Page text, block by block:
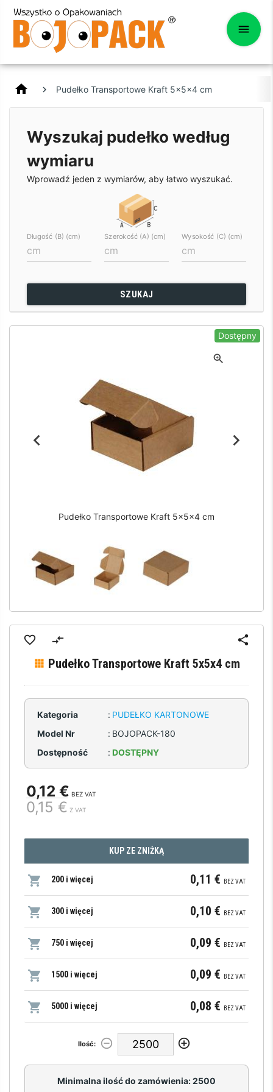
home Pudełko Transportowe Kraft 5x5x4 cm
Wyszukaj pudełko według
wymiaru
Wprowadź jeden z wymiarów, aby łatwo wyszukać.
Długość (B) (cm) Szerokość (A) (cm) Wysokość (C) (cm)
SZUKAJ
Dostępny
Pudełko Transportowe Kraft 5x5x4 cm
Pudełko Transportowe Kraft 5x5x4 cm
Kategoria : PUDEŁKO KARTONOWE
Model Nr
: BOJOPACK-180
Dostępność
: DOSTĘPNY
0,12 € BEZ VAT
0,15 € Z VAT
KUP ZE ZNIŻKĄ
200 i więcej 0,11 € BEZ VAT
300 i więcej 0,10 € BEZ VAT
750 i więcej 0,09 € BEZ VAT
1500 i więcej 0,09 € BEZ VAT
5000 i więcej 0,08 € BEZ VAT
Ilość:
Minimalna ilość do zamówienia: 2500